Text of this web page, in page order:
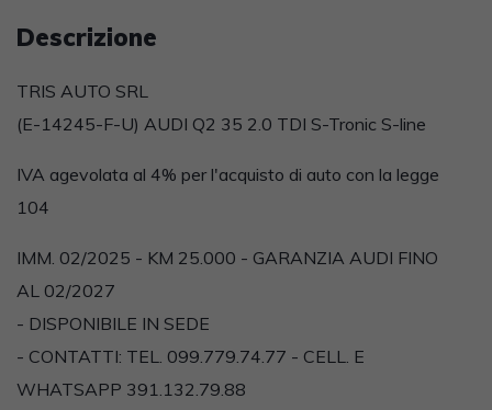
Descrizione
TRIS AUTO SRL
(E-14245-F-U) AUDI Q2 35 2.0 TDI S-Tronic S-line
IVA agevolata al 4% per l'acquisto di auto con la legge
104
IMM. 02/2025 - KM 25.000 - GARANZIA AUDI FINO
AL 02/2027
- DISPONIBILE IN SEDE
- CONTATTI: TEL. 099.779.74.77 - CELL. E
WHATSAPP 391.132.79.88